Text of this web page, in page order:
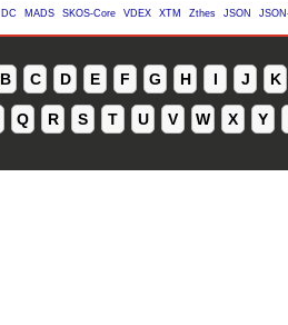
DC MADS SKOS-Core VDEX XTM Zthes JSON
B C D E F G H I J K
Q R S T U V W X Y